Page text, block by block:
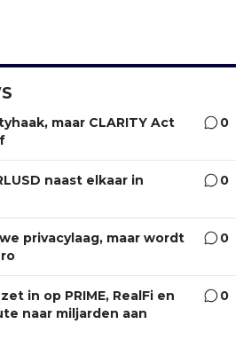
maar CLARITY Act
0
naast elkaar in
0
privacylaag, maar wordt
0
in op PRIME, RealFi en
naar miljarden aan
0